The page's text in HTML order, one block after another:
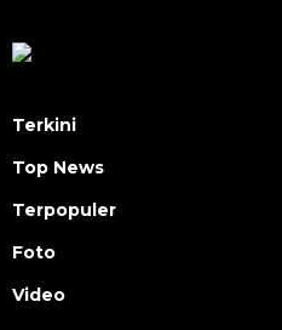
Terkini
Top News
Terpopuler
Foto
Video